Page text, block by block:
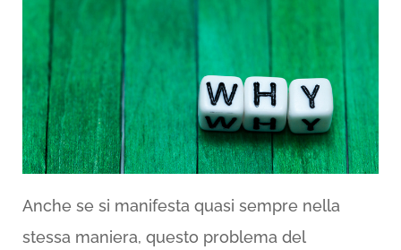
Anche se si manifesta quasi sempre nella
stessa maniera, questo problema del